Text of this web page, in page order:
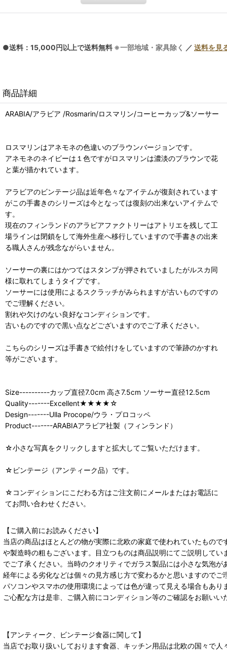
●送料：15,000円以上で送料無料 ※一部地域・家具除く ／ 送料を見
商品詳細
ARABIA/アラビア /Rosmarin/ロスマリン/コーヒーカップ&ソーサー
ロスマリンはアネモネの色違いのブラウンバージョンです。
アネモネのネイビーは１色ですがロスマリンは濃淡のブラウンで花
と葉が描かれています。
アラビアのビンテージ品は近年色々なアイテムが復刻されています
がこの手書きのシリーズは今となっては復刻の出来ないアイテムで
す。
現在のフィンランドのアラビアファクトリーはアトリエを残して工
場ラインは閉鎖をして海外生産へ移行していますので手書きの出来
る職人さんが残念ながらいません。
ソーサーの裏にはかつてはスタンプが押されていましたがルスカ同
様に取れてしまうタイプです。
ソーサーには使用によるスクラッチがみられますが古いものですの
でご理解ください。
割れや欠けのない良好なコンディションです。
古いものですので黒い点などございますのでご了承ください。
こちらのシリーズは手書きで絵付けをしていますので筆跡のかすれ
等がございます。
Size----------カップ直径7.0cm 高さ7.5cm ソーサー直径12.5cm
Quality-------Excellent★★★★☆
Design-------Ulla Procope/ウラ・プロコッペ
Product-------ARABIAアラビア社製（フィンランド）
☆小さな写真をクリックしますと拡大してご覧いただけます。
☆ビンテージ（アンティーク品）です。
☆コンディションにこだわる方はご注文前にメールまたはお電話に
てお問い合わせください。
【ご購入前にお読みください】
当店の商品はほとんどの物が実際に北欧の家庭で使われていたもの
や製造時の粗もございます。目立つものは商品説明にてご説明して
でご了承ください。当時のクオリティでガラス製品には小さな気泡が
経年による劣化などは個々の見方感じ方で変わるかと思いますのでご
パソコンやスマホの使用環境によっては色が違って見える場合もあ
ご心配な方は是非、ご購入前にコンディション等のご確認をお願い
【アンティーク、ビンテージ食器に関して】
当店でお取り扱いしております食器、キッチン用品は北欧の国々で